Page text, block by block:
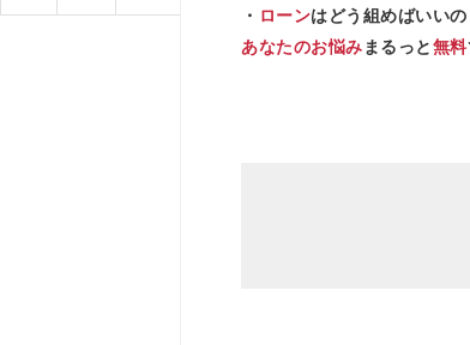
・ ローンはどう組めばいい
あなたのお悩み まるっと無料